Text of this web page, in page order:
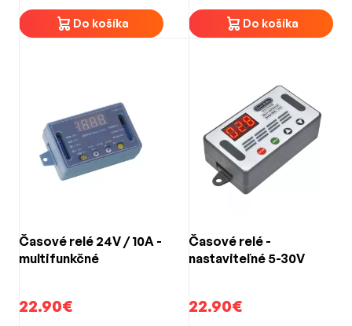
Do košíka Do košíka
Časové relé 24V / 10A -
multifunkčné
22.90€
Časové relé -
nastaviteľné 5-30V
22.90€